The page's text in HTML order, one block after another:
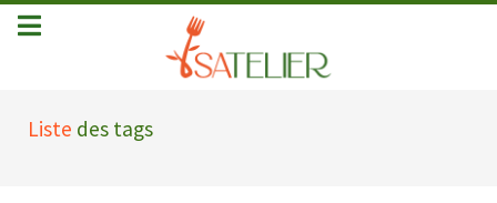
Liste des tags